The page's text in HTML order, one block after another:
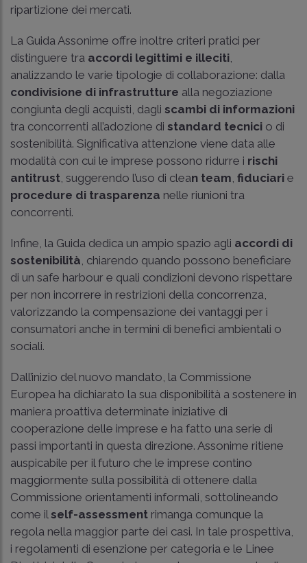
ripartizione dei mercati.
La Guida Assonime offre inoltre criteri pratici per
distinguere tra accordi legittimi e illeciti
analizzando le varie tipologie di collaborazione: dalla
condivisione di infrastrutture alla negoziazione
congiunta degli acquisti, dagli scambi di informazioni
tra concorrenti all’adozione di standard tecnici o di
sostenibilità. Significativa attenzione viene data alle
modalità con cui le imprese possono ridurre i rischi
antitrust , suggerendo l’uso di clean team fiduciari e
procedure di trasparenza nelle riunioni tra
concorrenti.
Infine, la Guida dedica un ampio spazio agli accordi di
sostenibilità , chiarendo quando possono beneficiare
di un safe harbour e quali condizioni devono rispettare
per non incorrere in restrizioni della concorrenza,
valorizzando la compensazione dei vantaggi per i
consumatori anche in termini di benefici ambientali o
sociali.
Dall’inizio del nuovo mandato, la Commissione
Europea ha dichiarato la sua disponibilità a sostenere in
maniera proattiva determinate iniziative di
cooperazione delle imprese e ha fatto una serie di
passi importanti in questa direzione. Assonime ritiene
auspicabile per il futuro che le imprese contino
maggiormente sulla possibilità di ottenere dalla
Commissione orientamenti informali, sottolineando
come il self-assessment rimanga comunque la
regola nella maggior parte dei casi. In tale prospettiva,
i regolamenti di esenzione per categoria e le Linee